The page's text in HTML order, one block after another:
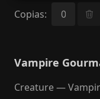
Copias:
Vampire
Creature —